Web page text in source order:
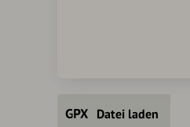
Datei laden